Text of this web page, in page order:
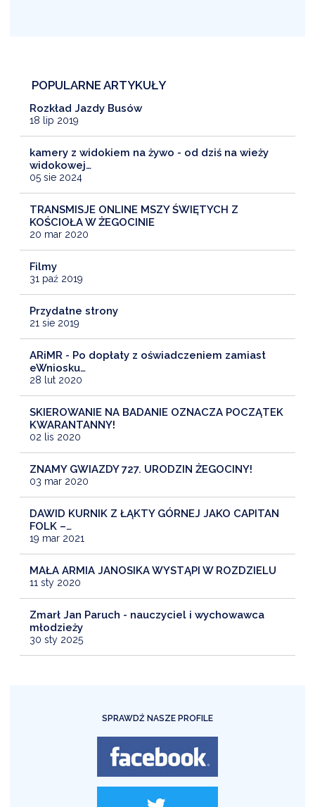
POPULARNE ARTYKUŁY
Rozkład Jazdy Busów
18 lip 2019
kamery z widokiem na żywo - od dziś na wieży
widokowej…
05 sie 2024
TRANSMISJE ONLINE MSZY ŚWIĘTYCH Z
KOŚCIOŁA W ŻEGOCINIE
20 mar 2020
Filmy
31 paź 2019
Przydatne strony
21 sie 2019
ARiMR - Po dopłaty z oświadczeniem zamiast
eWniosku…
28 lut 2020
SKIEROWANIE NA BADANIE OZNACZA POCZĄTEK
KWARANTANNY!
02 lis 2020
ZNAMY GWIAZDY 727. URODZIN ŻEGOCINY!
03 mar 2020
DAWID KURNIK Z ŁĄKTY GÓRNEJ JAKO CAPITAN
FOLK –…
19 mar 2021
MAŁA ARMIA JANOSIKA WYSTĄPI W ROZDZIELU
11 sty 2020
Zmarł Jan Paruch - nauczyciel i wychowawca
młodzieży
30 sty 2025
SPRAWDŹ NASZE PROFILE